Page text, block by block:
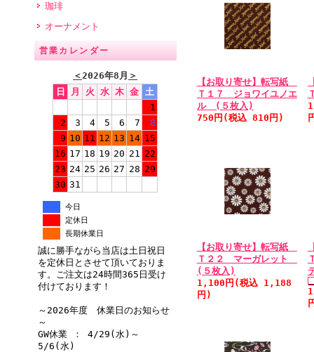
珈琲
オーナメント
営業カレンダー
＜2026年8月 ＞
日
月 火 水 木 金 土
1
2
3 4 5 6 7
8
9 10 11 12 13 14 15
16 17 18 19 20 21 22
23 24 25 26 27 28 29
30 31
今日
定休日
長期休業日
誠に勝手ながら当店は土日祝日
を定休日とさせて頂いておりま
す。ご注文は24時間365日受け
付けております！
～2026年度 休業日のお知らせ
～
GW休業 ： 4/29(水)～
5/6(水)
【お取り寄せ】転写紙
Ｔ１７ ジョワイユノエ
ル (５枚入)
750円(税込 810円)
【お取り寄せ】転写紙
Ｔ２２ マーガレット
(５枚入)
1,100円(税込 1,188
円)